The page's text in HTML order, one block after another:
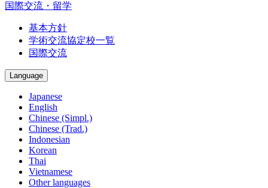
国際交流・留学
基本方針
学術交流協定校一覧
国際交流
Language
Japanese
English
Chinese (Simpl.)
Chinese (Trad.)
Indonesian
Korean
Thai
Vietnamese
Other languages